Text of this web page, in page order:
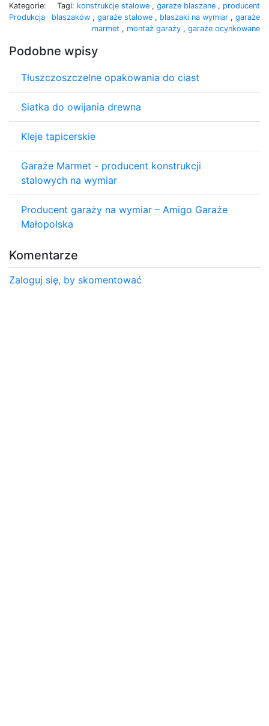
Kategorie:
Produkcja
Tagi: konstrukcje stalowe , garaże blaszane , producent
blaszaków , garaże stalowe , blaszaki na wymiar , garaże
marmet , montaż garaży , garaże ocynkowane
Podobne wpisy
Tłuszczoszczelne opakowania do ciast
Siatka do owijania drewna
Kleje tapicerskie
Garaże Marmet - producent konstrukcji
stalowych na wymiar
Producent garaży na wymiar – Amigo Garaże
Małopolska
Komentarze
Zaloguj się, by skomentować